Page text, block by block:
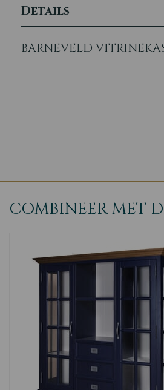
Details
BARNEVELD
COMBINEER MET